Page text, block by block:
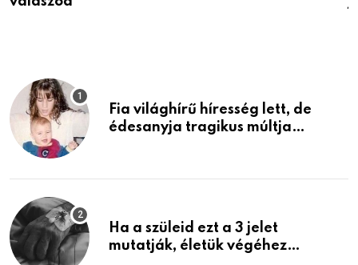
Fia világhírű híresség lett, de
édesanyja tragikus múltja
Ha a szüleid ezt a 3 jelet
mutatják, életük végéhez